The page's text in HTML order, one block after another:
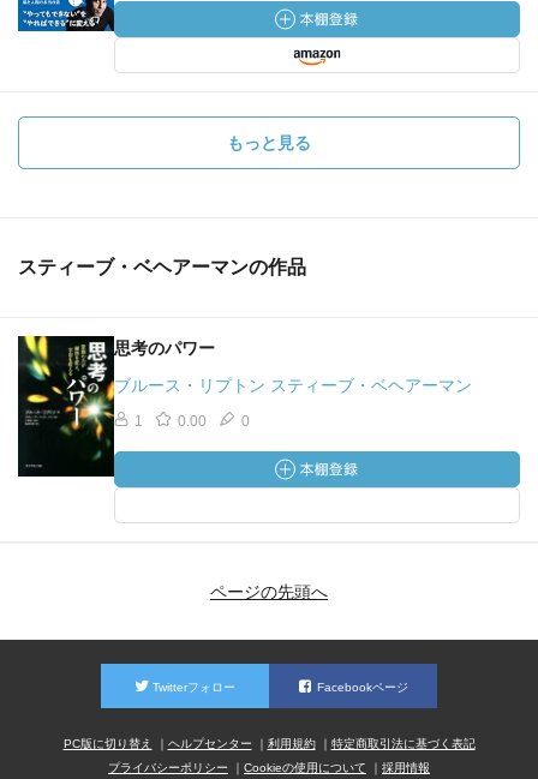
環境の変化は反復される特徴を持ち、様々なスケールでフ
コッホ雪片で、正三角形などシンプルな図形をなんども繰
り返すと、どんどん複雑な図形になる事が説明できる。
源をたどる。
タータンパク質とエフェクタータンパク質がスイッチとし
て感知、作動しており、生体がどのくらい認識し感じ取れ
るかはレセプタータンパク質の数による。
スティーブングールドとナイルズエルドリッチは、新種の
出現は長期の安定した環境状態が大惨事によって中断され
メカニズムをアップデートさせる。一つ一つの細胞のサイ
て表面面積を拡大し、知性を共有し、同じ環境に生息する
一つの共同体として効率的な集合体になる。
もっと見る
スティーブ・ベヘアーマンの作品
思考のパワー
ブルース・リプトン スティーブ・ベヘアーマン
1 0.00 0
ページの先頭へ
Twitterフォロー Facebookページ
PC版に切り替え ヘルプセンター 利用規約
特定商取引法に基づく表記
プライバシーポリシー
Cookieの使用について 採用情報